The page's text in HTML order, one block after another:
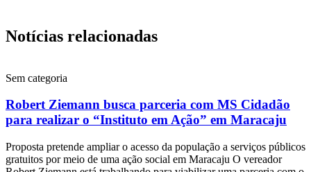
Notícias relacionadas
Sem categoria
Robert Ziemann busca parceria com MS Cidadão
para realizar o “Instituto em Ação” em Maracaju
Proposta pretende ampliar o acesso da população a serviços públicos
gratuitos por meio de uma ação social em Maracaju O vereador